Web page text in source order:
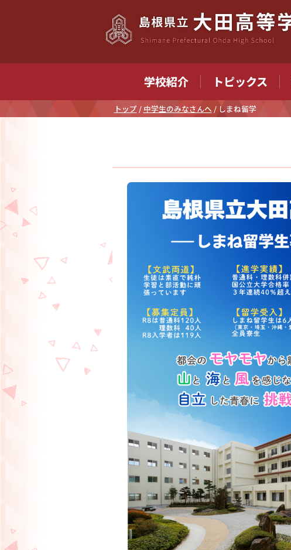
学校紹介 トピックス
現
トップ / 中学生のみなさんへ / しまね留学